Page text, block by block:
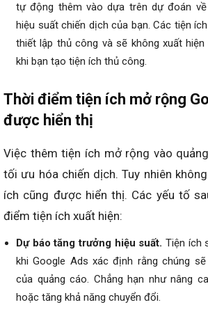
tự động thêm vào dựa trên dự đoán về
hiệu suất chiến dịch của bạn. Các tiện
thiết lập thủ công và sẽ không xuất
khi bạn tạo tiện ích thủ công.
Thời điểm tiện ích mở rộng
được hiển thị
Việc thêm tiện ích mở rộng vào
tối ưu hóa chiến dịch. Tuy nhiên
ích cũng được hiển thị. Các yếu tố
điểm tiện ích xuất hiện:
Dự báo tăng trưởng hiệu suất. Tiện ích
khi Google Ads xác định rằng chúng
của quảng cáo. Chẳng hạn như nâng
hoặc tăng khả năng chuyển đổi.